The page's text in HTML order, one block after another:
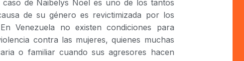
de Naibelys Noel es uno de los tantos
de su género es revictimizada por los
Venezuela no existen condiciones para
contra las mujeres, quienes muchas
o familiar cuando sus agresores hacen